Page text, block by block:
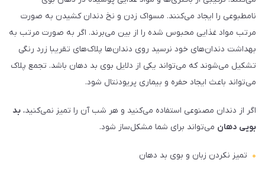
نامطبوعی را ایجاد می‌کنند. مسواک زدن و نخ دندان کشیدن به صورت
مرتب مواد غذایی محبوس شده را از بین می‌برند. اگر به صورت مرتب به
بهداشت دندان‌های خود نرسید روی دندان‌ها پلاک‌های تقریبا زرد رنگی
تشکیل می‌شوند که می‌تواند یکی از دلایل بوی بد دهان باشد. تجمع پلاک
می‌تواند باعث ایجاد حفره و بیماری پریودنتال شود.
اگر از دندان مصنوعی استفاده می‌کنید و هر شب آن را تمیز نمی‌کنید، بد
بویی دهان می‌تواند برای شما مشکل‌ساز شود.
تمیز نکردن زبان و بوی بد دهان